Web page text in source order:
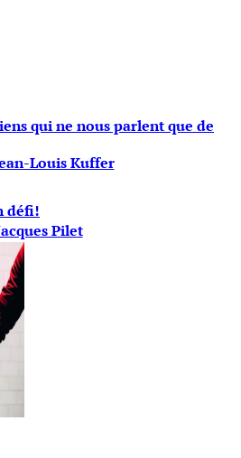
qui ne nous parlent que de
Louis Kuffer
défi!
Pilet